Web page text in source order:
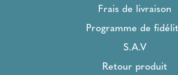
Frais de livraison
Programme de
S.A.V
Retour produit